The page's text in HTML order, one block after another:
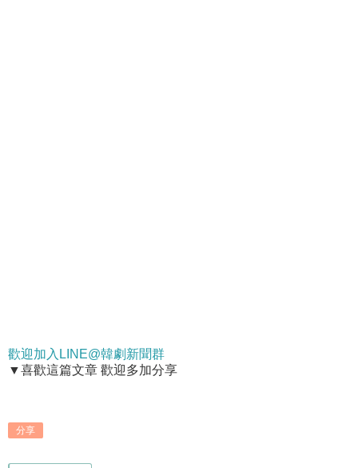
歡迎加入LINE@韓劇新聞群
▼喜歡這篇文章 歡迎多加分享
分享